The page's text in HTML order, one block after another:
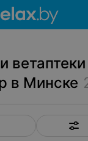
в Минске